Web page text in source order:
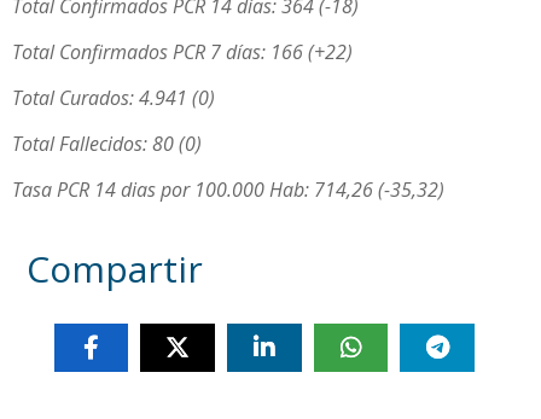
Total Confirmados PCR 14 días: 364 (-18)
Total Confirmados PCR 7 días: 166 (+22)
Total Curados: 4.941 (0)
Total Fallecidos: 80 (0)
Tasa PCR 14 dias por 100.000 Hab: 714,26 (-35,32)
Compartir